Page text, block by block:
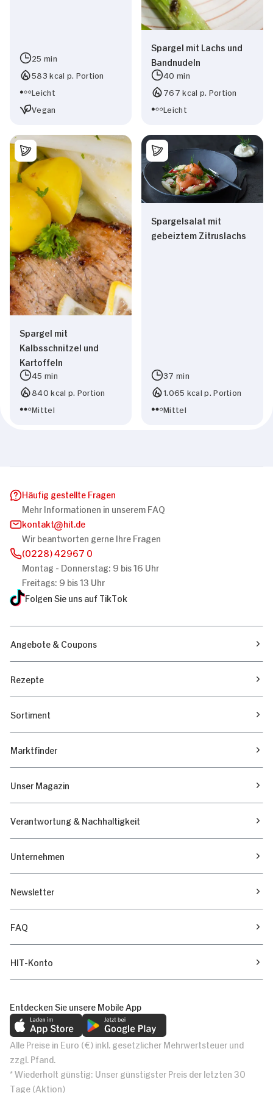
Marketing
Alle zulassen
Nur Notwendige erlauben
25 min
583 kcal p. Portion
Leicht
Vegan
Spargel mit Lachs und
Bandnudeln
40 min
767 kcal p. Portion
Leicht
Spargel mit
Kalbsschnitzel und
Kartoffeln
45 min
840 kcal p. Portion
Mittel
Spargelsalat mit
gebeiztem Zitruslachs
37 min
1.065 kcal p. Portion
Mittel
Häufig gestellte Fragen
Mehr Informationen in unserem FAQ
kontakt
hit.de
Wir beantworten gerne Ihre Fragen
(0228) 42967 0
Montag - Donnerstag: 9 bis 16 Uhr
Freitags: 9 bis 13 Uhr
Folgen Sie uns auf TikTok
Angebote & Coupons
Rezepte
Sortiment
Marktfinder
Unser Magazin
Verantwortung & Nachhaltigkeit
Unternehmen
Newsletter
FAQ
HIT-Konto
Entdecken Sie unsere Mobile App
Alle Preise in Euro (€) inkl. gesetzlicher Mehrwertsteuer und
zzgl. Pfand.
* Wiederholt günstig: Unser günstigster Preis der letzten 30
Tage (Aktion)